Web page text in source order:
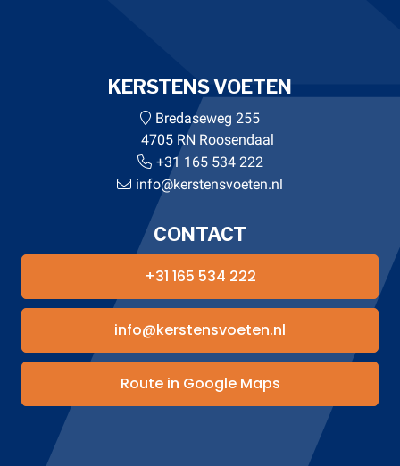
KERSTENS VOETEN
Bredaseweg 255
4705 RN Roosendaal
+31 165 534 222
info@kerstensvoeten.nl
CONTACT
+31 165 534 222
info@kerstensvoeten.nl
Route in Google Maps